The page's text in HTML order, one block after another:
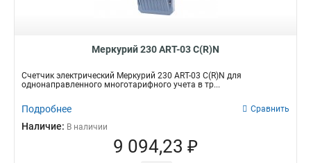
Меркурий 230 АRT-03 С(R)N
Счетчик электрический Меркурий 230 АRT-03 С(R)N для
однонаправленного многотарифного учета в тр...
Подробнее Сравнить
Наличие: В наличии
9 094,23 ₽